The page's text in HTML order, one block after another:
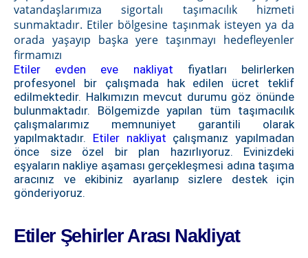
vatandaşlarımıza sigortalı taşımacılık hizmeti
sunmaktadır. Etiler bölgesine taşınmak isteyen ya da
orada yaşayıp başka yere taşınmayı hedefleyenler
firmamızı
Etiler evden eve nakliyat fiyatları belirlerken
profesyonel bir çalışmada hak edilen ücret teklif
edilmektedir. Halkımızın mevcut durumu göz önünde
bulunmaktadır. Bölgemizde yapılan tüm taşımacılık
çalışmalarımız memnuniyet garantili olarak
yapılmaktadır. Etiler nakliyat çalışmanız yapılmadan
önce size özel bir plan hazırlıyoruz. Evinizdeki
eşyaların nakliye aşaması gerçekleşmesi adına taşıma
aracınız ve ekibiniz ayarlanıp sizlere destek için
gönderiyoruz.
Etiler Şehirler Arası Nakliyat